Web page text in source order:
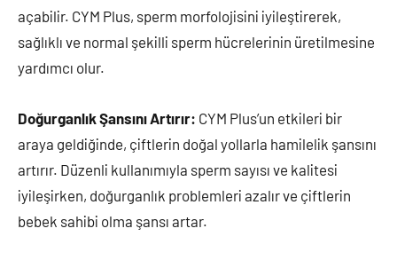
açabilir. CYM Plus, sperm morfolojisini iyileştirerek,
sağlıklı ve normal şekilli sperm hücrelerinin üretilmesine
yardımcı olur.
Doğurganlık Şansını Artırır: CYM Plus’un etkileri bir
araya geldiğinde, çiftlerin doğal yollarla hamilelik şansını
artırır. Düzenli kullanımıyla sperm sayısı ve kalitesi
iyileşirken, doğurganlık problemleri azalır ve çiftlerin
bebek sahibi olma şansı artar.